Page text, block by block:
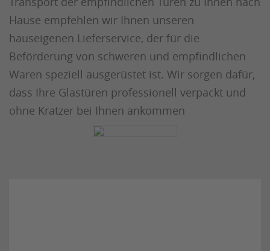
Hause empfehlen wir Ihnen unseren
hauseigenen Lieferservice, der für die
Beförderung von schweren und empfindlichen
Waren speziell ausgerüstet ist. Wir sorgen dafür,
dass Ihre Glastüren professionell verpackt und
ohne Kratzer bei Ihnen ankommen